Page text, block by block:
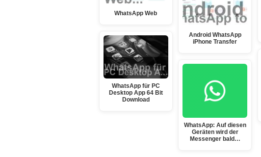
WhatsApp Web
WhatsApp für PC
Desktop App 64 Bit
Download
Android WhatsApp
iPhone Transfer
WhatsApp: Auf diesen
Geräten wird der
Messenger bald…